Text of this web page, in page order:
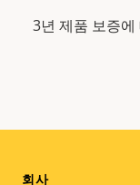
3년 제품 보증
회사